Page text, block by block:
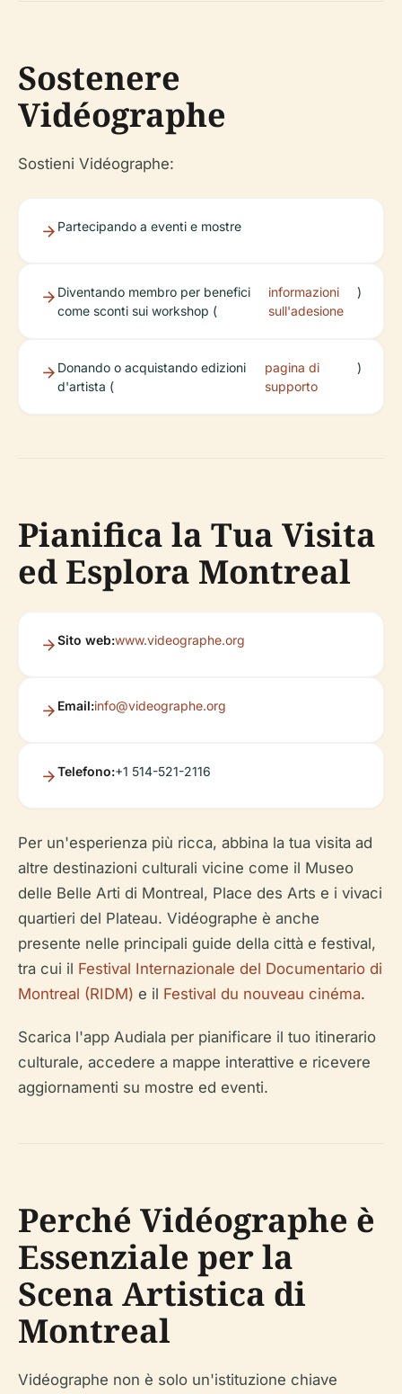
Sostenere
Vidéographe
Sostieni Vidéographe:
Partecipando a eventi e mostre
Diventando membro per benefici
come sconti sui workshop (
informazioni
sull'adesione
)
Donando o acquistando edizioni
d'artista (
pagina di
supporto
)
Pianifica la Tua Visita
ed Esplora Montreal
Sito web:www.videographe.org
Email:info@videographe.org
Telefono:+1 514-521-2116
Per un'esperienza più ricca, abbina la tua visita ad
altre destinazioni culturali vicine come il Museo
delle Belle Arti di Montreal, Place des Arts e i vivaci
quartieri del Plateau. Vidéographe è anche
presente nelle principali guide della città e festival,
tra cui il Festival Internazionale del Documentario di
Montreal (RIDM) e il Festival du nouveau cinéma.
Scarica l'app Audiala per pianificare il tuo itinerario
culturale, accedere a mappe interattive e ricevere
aggiornamenti su mostre ed eventi.
Perché Vidéographe è
Essenziale per la
Scena Artistica di
Montreal
Vidéographe non è solo un'istituzione chiave